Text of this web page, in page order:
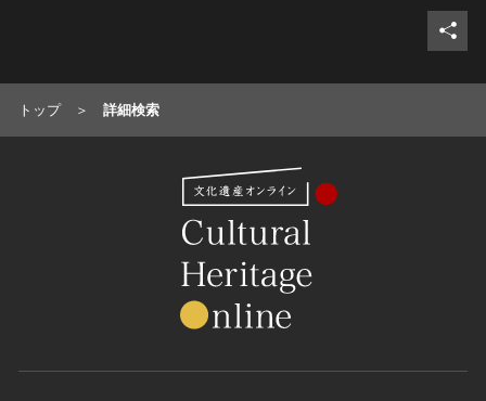
トップ 詳細検索